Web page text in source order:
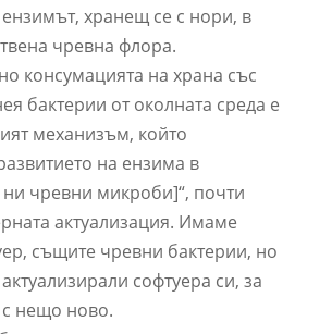
хранещ се с нори, в
чревна флора.
консумацията на храна със
бактерии от околната среда е
механизъм, който
на ензима в
ни чревни микроби]“, почти
актуализация. Имаме
същите чревни бактерии, но
софтуера си, за
с нещо ново.